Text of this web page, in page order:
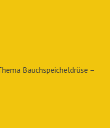
Bauchspeicheldrüse –